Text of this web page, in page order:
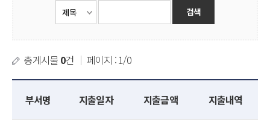
총게시물 0건 ｜ 페이지 : 1/0
부서명 지출일자 지출금액 지출내역